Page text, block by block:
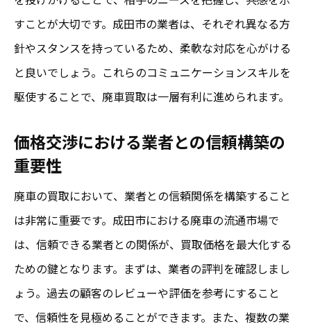
すことが大切です。成田市の業者は、それぞれ異なる方
針やスタンスを持っているため、柔軟な対応を心がける
と良いでしょう。これらのコミュニケーションスキルを
駆使することで、廃車買取は一層有利に進められます。
価格交渉における業者との信頼構築の
重要性
廃車の買取において、業者との信頼関係を構築すること
は非常に重要です。成田市における廃車の流通市場で
は、信頼できる業者との関係が、買取価格を最大化する
ための鍵となります。まずは、業者の評判を確認しまし
ょう。過去の顧客のレビューや評価を参考にすること
で、信頼性を見極めることができます。また、複数の業